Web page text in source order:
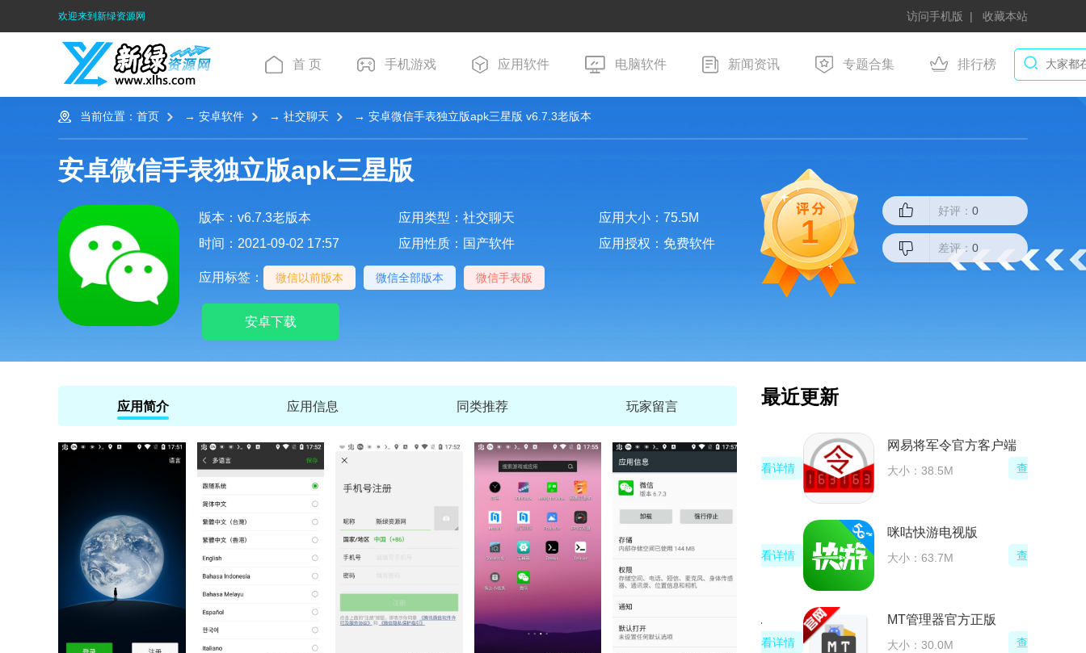
欢迎来到新绿资源网 访问手机版 收藏本站
首 页 手机游戏 应用软件 电脑软件 新闻资讯 专题合集 排行榜
当前位置： 首页 → 安卓软件 → 社交聊天 → 安卓微信手表独立版apk三星版 v6.7.3老版本
安卓微信手表独立版apk三星版
版本：v6.7.3老版本 应用类型：社交聊天
应用大小：75.5M
时间：2021-09-02 17:57
应用性质：国产软件 应用授权：免费软件
应用标签： 微信以前版本 微信全部版本 微信手表版
安卓下载
1
好评： 0
差评： 0
应用简介 应用信息 同类推荐 玩家留言 最近更新
腾讯start云游戏联机版
大小：81.5M 查看详情
塔吉多游戏社区app
大小：105.8M 查看详情
和平营地手机APP官方正版
大小：129.9M 查看详情